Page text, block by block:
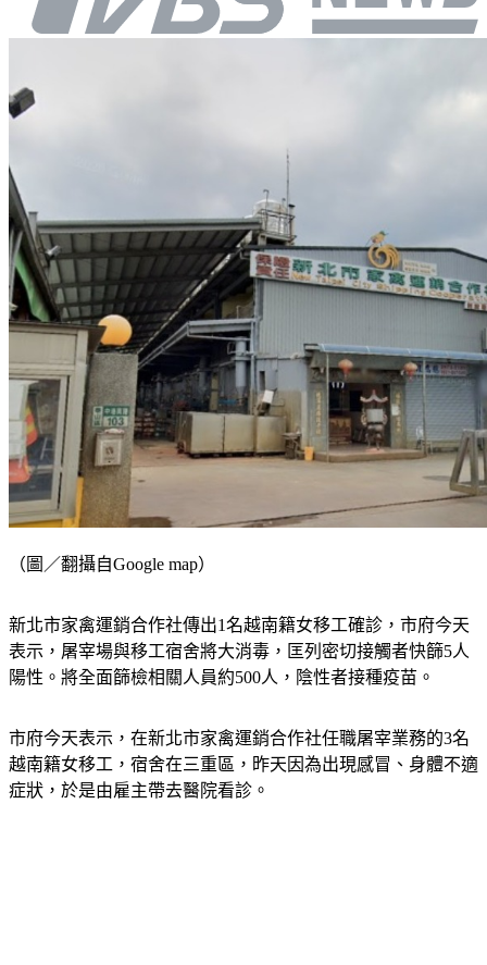
（圖／翻攝自Google map）
新北市家禽運銷合作社傳出1名越南籍女移工確診，市府今天
表示，屠宰場與移工宿舍將大消毒，匡列密切接觸者快篩5人
陽性。將全面篩檢相關人員約500人，陰性者接種疫苗。
市府今天表示，在新北市家禽運銷合作社任職屠宰業務的3名
越南籍女移工，宿舍在三重區，昨天因為出現感冒、身體不適
症狀，於是由雇主帶去醫院看診。